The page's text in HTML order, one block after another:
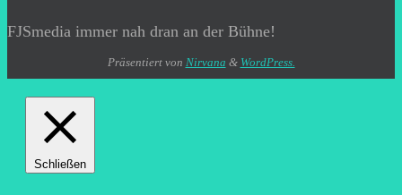
FJSmedia immer nah dran an der Bühne!
Präsentiert von Nirvana & WordPress.
Schließen